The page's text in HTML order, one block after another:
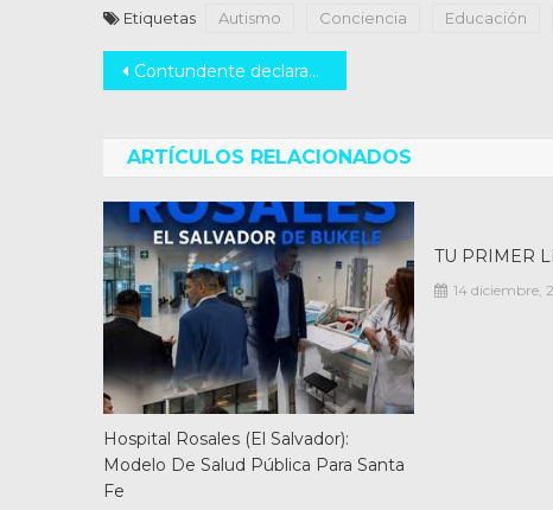
Etiquetas Autismo Conciencia Educación
Navegación
entradas
Contundente declaración paraguaya por la vida y la familia en la OEA
ARTÍCULOS RELACIONADOS
Hospital Rosales (El Salvador):
Modelo De Salud Pública Para Santa
Fe
TU PRIMER
14 diciembre,